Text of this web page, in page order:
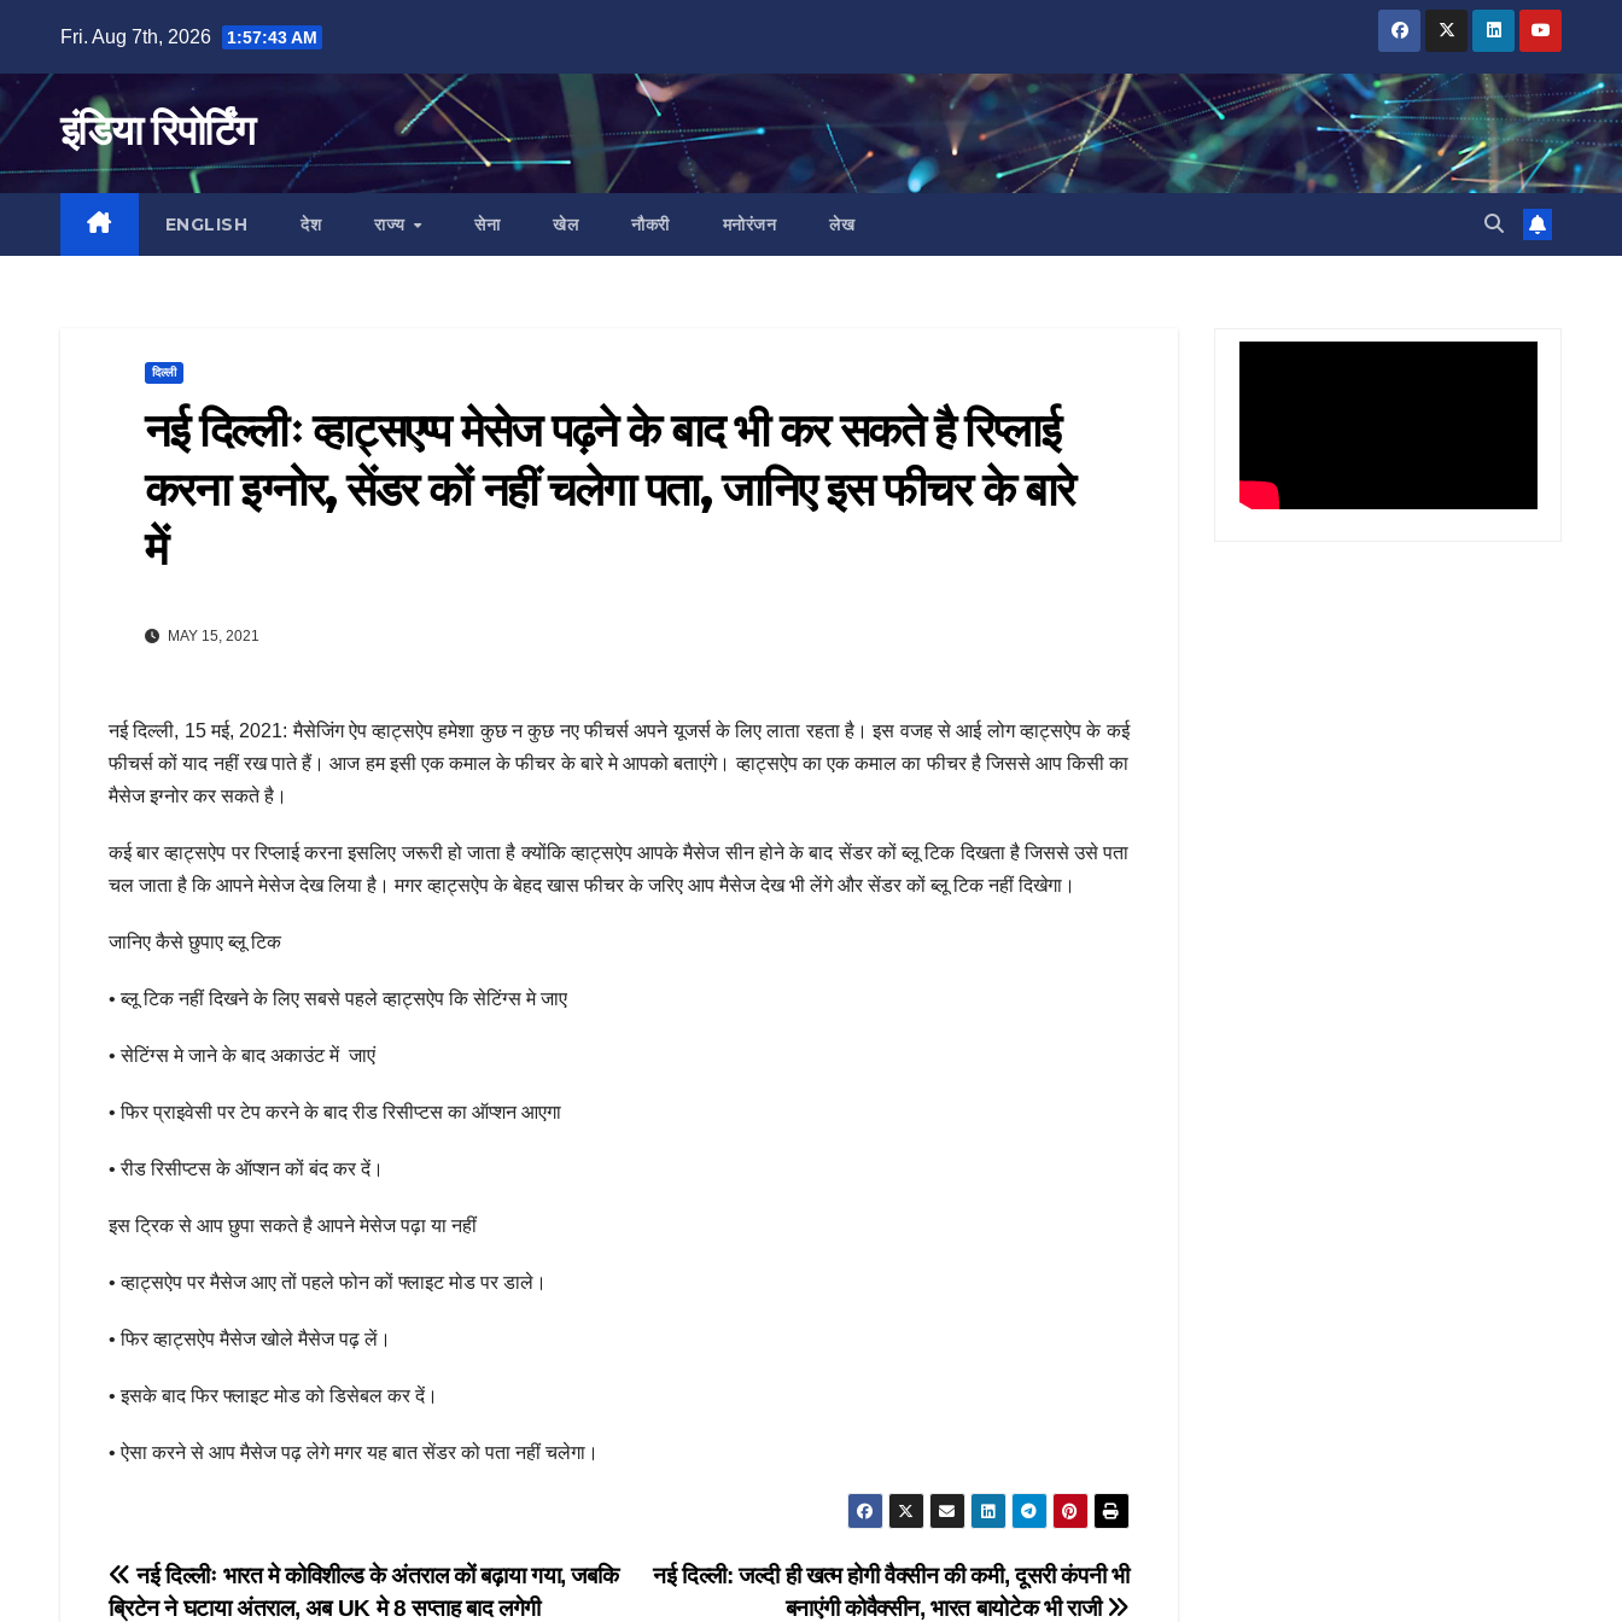
content
Fri. Aug 7th, 2026 1:57:43 AM
इंडिया रिपोर्टिंग
ENGLISH देश राज्य सेना खेल नौकरी मनोरंजन लेख
दिल्ली
नई दिल्लीः व्हाट्सएप्प मेसेज पढ़ने के बाद भी कर सकते है रिप्लाई
करना इग्नोर, सेंडर कों नहीं चलेगा पता, जानिए इस फीचर के बारे
में
MAY 15, 2021
नई दिल्ली, 15 मई, 2021: मैसेजिंग ऐप व्हाट्सऐप हमेशा कुछ न कुछ नए फीचर्स अपने यूजर्स के लिए लाता रहता है। इस वजह से आई लोग व्हाट्सऐप के कई
फीचर्स कों याद नहीं रख पाते हैं। आज हम इसी एक कमाल के फीचर के बारे मे आपको बताएंगे। व्हाट्सऐप का एक कमाल का फीचर है जिससे आप किसी का
मैसेज इग्नोर कर सकते है।
कई बार व्हाट्सऐप पर रिप्लाई करना इसलिए जरूरी हो जाता है क्योंकि व्हाट्सऐप आपके मैसेज सीन होने के बाद सेंडर कों ब्लू टिक दिखता है जिससे उसे पता
चल जाता है कि आपने मेसेज देख लिया है। मगर व्हाट्सऐप के बेहद खास फीचर के जरिए आप मैसेज देख भी लेंगे और सेंडर कों ब्लू टिक नहीं दिखेगा।
जानिए कैसे छुपाए ब्लू टिक
• ब्लू टिक नहीं दिखने के लिए सबसे पहले व्हाट्सऐप कि सेटिंग्स मे जाए
• सेटिंग्स मे जाने के बाद अकाउंट में जाएं
• फिर प्राइवेसी पर टेप करने के बाद रीड रिसीप्टस का ऑप्शन आएगा
• रीड रिसीप्टस के ऑप्शन कों बंद कर दें।
इस ट्रिक से आप छुपा सकते है आपने मेसेज पढ़ा या नहीं
• व्हाट्सऐप पर मैसेज आए तों पहले फोन कों फ्लाइट मोड पर डाले।
• फिर व्हाट्सऐप मैसेज खोले मैसेज पढ़ लें।
• इसके बाद फिर फ्लाइट मोड को डिसेबल कर दें।
• ऐसा करने से आप मैसेज पढ़ लेगे मगर यह बात सेंडर को पता नहीं चलेगा।
Post
नई दिल्ली: जल्दी ही खत्म होगी वैक्सीन की कमी, दूसरी कंपनी भी
बनाएंगी कोवैक्सीन, भारत बायोटेक भी राजी
नई दिल्लीः भारत मे कोविशील्ड के अंतराल कों बढ़ाया गया, जबकि
ब्रिटेन ने घटाया अंतराल, अब UK मे 8 सप्ताह बाद लगेगी